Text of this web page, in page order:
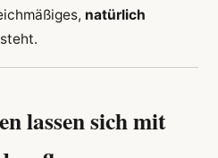
natürlich
lassen sich mit